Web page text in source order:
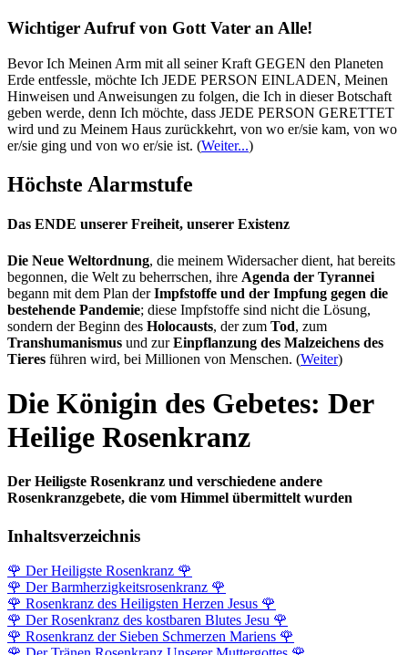
Wichtiger Aufruf von Gott Vater an Alle!
Bevor Ich Meinen Arm mit all seiner Kraft GEGEN den Planeten
Erde entfessle, möchte Ich JEDE PERSON EINLADEN, Meinen
Hinweisen und Anweisungen zu folgen, die Ich in dieser Botschaft
geben werde, denn Ich möchte, dass JEDE PERSON GERETTET
wird und zu Meinem Haus zurückkehrt, von wo er/sie kam, von wo
er/sie ging und von wo er/sie ist. (Weiter...)
Höchste Alarmstufe
Das ENDE unserer Freiheit, unserer Existenz
Die Neue Weltordnung, die meinem Widersacher dient, hat bereits
begonnen, die Welt zu beherrschen, ihre Agenda der Tyrannei
begann mit dem Plan derImpfstoffe und der Impfung gegen die
bestehende Pandemie; diese Impfstoffe sind nicht die Lösung,
sondern der Beginn des Holocausts, der zum Tod, zum
Transhumanismus und zurEinpflanzung des Malzeichens des
Tieres führen wird, bei Millionen von Menschen. (Weiter)
Die Königin des Gebetes: Der
Heilige Rosenkranz
Der Heiligste Rosenkranz und verschiedene andere
Rosenkranzgebete, die vom Himmel übermittelt wurden
Inhaltsverzeichnis
🌹 Der Heiligste Rosenkranz 🌹
🌹 Der Barmherzigkeits­rosenkranz 🌹
🌹 Rosenkranz des Heiligsten Herzen Jesus 🌹
🌹 Der Rosenkranz des kostbaren Blutes Jesu 🌹
🌹 Rosenkranz der Sieben Schmerzen Mariens 🌹